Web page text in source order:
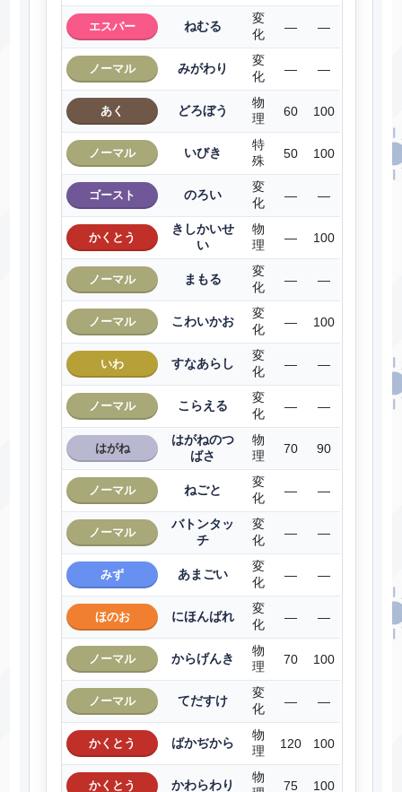
エスパー ねむる
変
化
― ―
ノーマル みがわり
変
化
― ―
あく どろぼう
物
理
60 100
ノーマル いびき
特
殊
50 100
ゴースト のろい
変
化
― ―
かくとう
きしかいせ
い
物
理
― 100
ノーマル まもる
変
化
― ―
ノーマル こわいかお
変
化
― 100
いわ すなあらし
変
化
― ―
ノーマル こらえる
変
化
― ―
はがね
はがねのつ
ばさ
物
理
70 90
ノーマル ねごと
変
化
― ―
ノーマル
バトンタッ
チ
変
化
― ―
みず あまごい
変
化
― ―
ほのお にほんばれ
変
化
― ―
ノーマル からげんき
物
理
70 100
ノーマル てだすけ
変
化
― ―
かくとう ばかぢから
物
理
120 100
かくとう かわらわり
物
75 100